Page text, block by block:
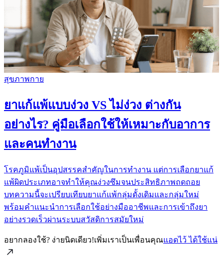
สุขภาพกาย
ยาแก้แพ้แบบง่วง VS ไม่ง่วง ต่างกัน
อย่างไร? คู่มือเลือกใช้ให้เหมาะกับอาการ
และคนทำงาน
โรคภูมิแพ้เป็นอุปสรรคสำคัญในการทำงาน แต่การเลือกยาแก้
แพ้ผิดประเภทอาจทำให้คุณง่วงซึมจนประสิทธิภาพถดถอย
บทความนี้จะเปรียบเทียบยาแก้แพ้กลุ่มดั้งเดิมและกลุ่มใหม่
พร้อมคำแนะนำการเลือกใช้อย่างมืออาชีพและการเข้าถึงยา
อย่างรวดเร็วผ่านระบบสวัสดิการสมัยใหม่
อยากลองใช้? ง่ายนิดเดียว!เพิ่มเราเป็นเพื่อนคุณแอดไว้ ได้ใช้แน่